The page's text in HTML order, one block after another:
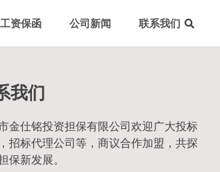
资保函 公司新闻 联系我们
我们
金仕铭投资担保有限公司欢迎广大投标
招标代理公司等，商议合作加盟，共探
保新发展。